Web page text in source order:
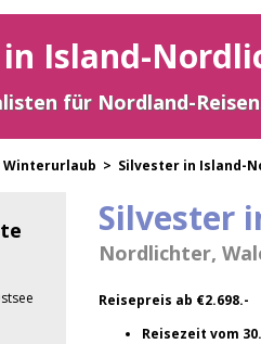
Island-
für Nordland-
Winterurlaub > Silvester in Island-
Silvester
Nordlichter,
Reisepreis ab €2.698.-
Reisezeit vom